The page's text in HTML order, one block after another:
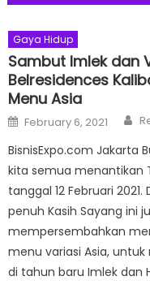
Gaya Hidup
Sambut Imlek dan
Belresidences
Menu Asia
Posted
on
February 6, 2021
BisnisExpo.com Jakarta
kita semua menantikan
tanggal 12 Februari
penuh Kasih Sayang ini
mempersembahkan
menu variasi Asia,
di tahun baru Imlek dan